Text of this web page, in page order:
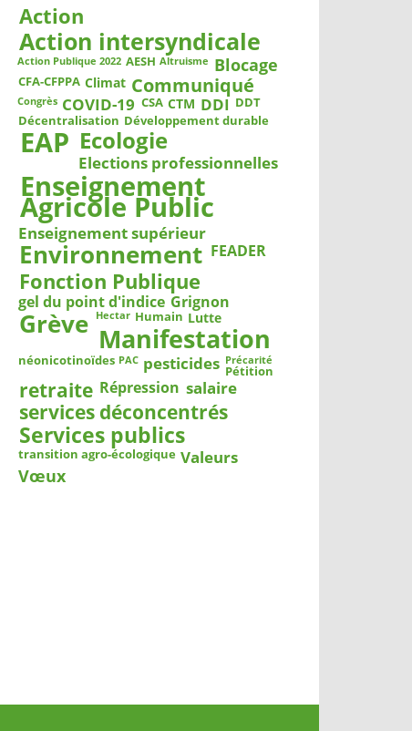
Action
Action intersyndicale
Action Publique 2022 AESH Altruisme Blocage
CFA-CFPPA Climat Communiqué
Congrès COVID-19 CSA CTM DDI DDT
Décentralisation Développement durable
EAP Ecologie
Elections professionnelles
Enseignement
Agricole Public
Enseignement supérieur
Environnement FEADER
Fonction Publique
gel du point d'indice Grignon
Grève Hectar Humain Lutte
Manifestation
néonicotinoïdes PAC pesticides Précarité
Pétition
retraite Répression salaire
services déconcentrés
Services publics
transition agro-écologique Valeurs
Vœux